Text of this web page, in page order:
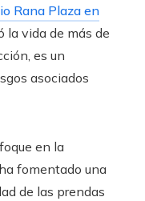
Rana Plaza en
la vida de más de
es un
asociados
en la
fomentado una
de las prendas